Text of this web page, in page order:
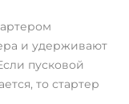
и удерживают
пусковой
то стартер